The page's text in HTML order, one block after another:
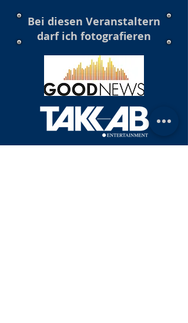
Bei diesen Veranstaltern
darf ich fotografieren